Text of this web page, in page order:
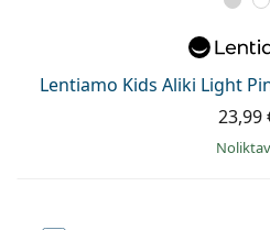
Lentiamo Kids Aliki Light
23,99